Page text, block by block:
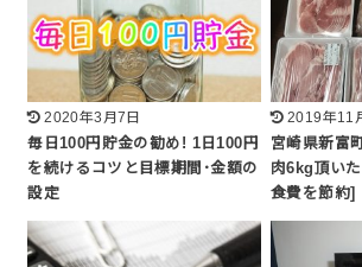
2020年3月7日
毎日100円貯金の勧め! 1日100円
を続けるコツと目標期間･金額の
設定
2019年11
宮崎県新富
肉6kg頂い
食費を節約]